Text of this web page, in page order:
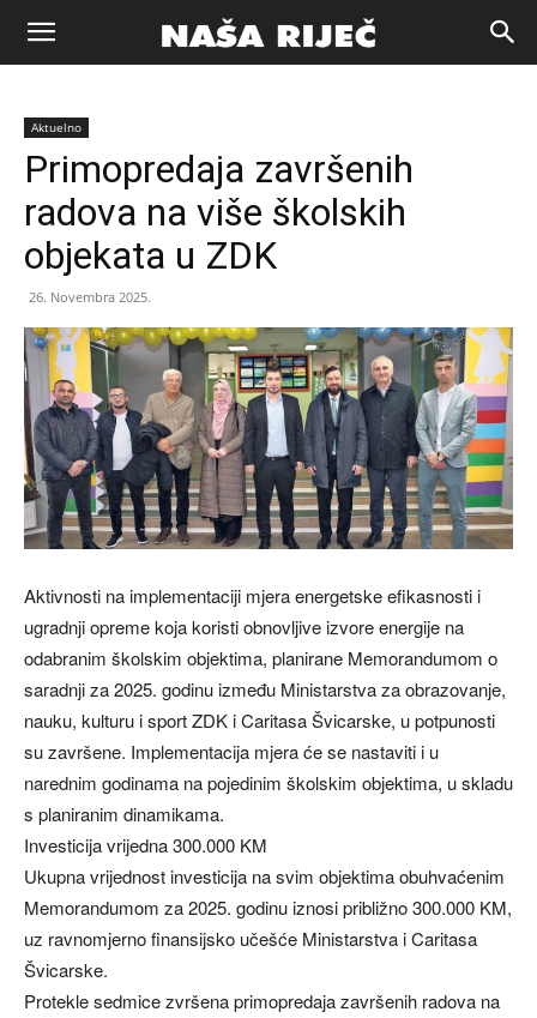
Naša
riječ
Zenica
Aktuelno
Primopredaja završenih
radova na više školskih
objekata u ZDK
26. Novembra 2025.
Aktivnosti na implementaciji mjera energetske efikasnosti i
ugradnji opreme koja koristi obnovljive izvore energije na
odabranim školskim objektima, planirane Memorandumom o
saradnji za 2025. godinu između Ministarstva za obrazovanje,
nauku, kulturu i sport ZDK i Caritasa Švicarske, u potpunosti
su završene. Implementacija mjera će se nastaviti i u
narednim godinama na pojedinim školskim objektima, u skladu
s planiranim dinamikama.
Investicija vrijedna 300.000 KM
Ukupna vrijednost investicija na svim objektima obuhvaćenim
Memorandumom za 2025. godinu iznosi približno 300.000 KM,
uz ravnomjerno finansijsko učešće Ministarstva i Caritasa
Švicarske.
Protekle sedmice zvršena primopredaja završenih radova na